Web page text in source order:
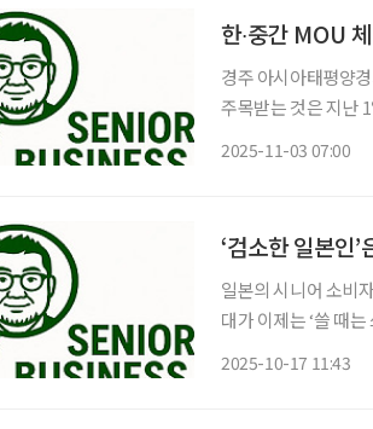
한∙중간 MOU
경주 아시아태평양
주목받는 것은 지난
2025-11-03 07:00
‘검소한 일본인
일본의 시니어 소비
대가 이제는 ‘쓸 때
2025-10-17 11:43